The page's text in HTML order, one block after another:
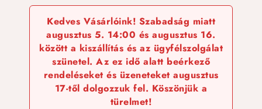
Kedves Vásárlóink! Szabadság miatt
augusztus 5. 14:00 és augusztus 16.
között a kiszállítás és az ügyfélszolgálat
szünetel. Az ez idő alatt beérkező
rendeléseket és üzeneteket augusztus
17-től dolgozzuk fel. Köszönjük a
türelmet!